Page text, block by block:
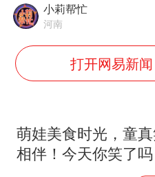
改名
全球
小莉帮忙
河南
打开网易新
萌娃美食时光，童
相伴！今天你笑了吗